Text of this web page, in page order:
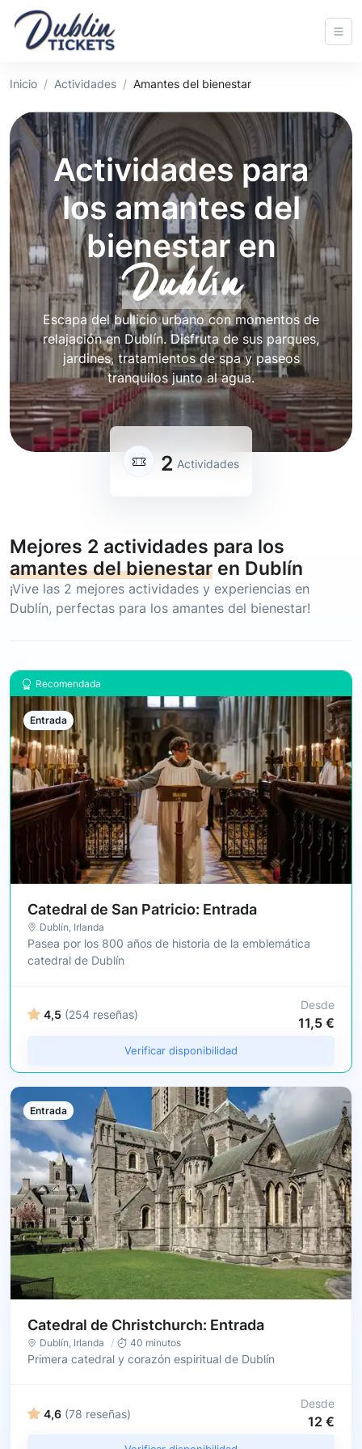
Inicio Actividades Amantes del bienestar
Actividades para
los amantes del
bienestar en
Dublín
Escapa del bullicio urbano con momentos de
relajación en Dublín. Disfruta de sus parques,
jardines, tratamientos de spa y paseos
tranquilos junto al agua.
2 Actividades
Mejores 2 actividades para los
amantes del bienestar en Dublín
¡Vive las 2 mejores actividades y experiencias en
Dublín, perfectas para los amantes del bienestar!
Recomendada
Entrada
Catedral de San Patricio: Entrada
Dublín , Irlanda
Pasea por los 800 años de historia de la emblemática
catedral de Dublín
4,5 (254 reseñas)
Desde
11,5 €
Verificar disponibilidad
Entrada
Catedral de Christchurch: Entrada
Dublín, Irlanda 40 minutos
Primera catedral y corazón espiritual de Dublín
4,6 (78 reseñas)
Desde
12 €